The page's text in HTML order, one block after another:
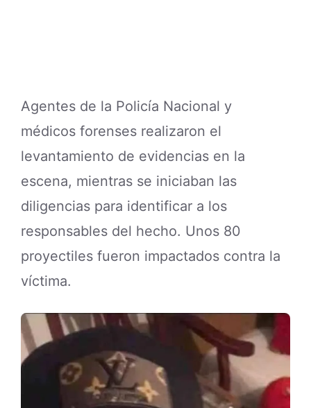
Agentes de la Policía Nacional y
médicos forenses realizaron el
levantamiento de evidencias en la
escena, mientras se iniciaban las
diligencias para identificar a los
responsables del hecho. Unos 80
proyectiles fueron impactados contra la
víctima.